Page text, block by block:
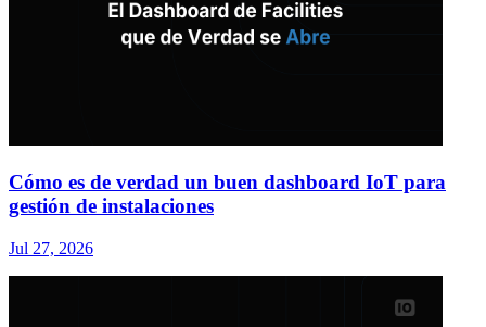
Cómo es de verdad un buen dashboard IoT para
gestión de instalaciones
Jul 27, 2026